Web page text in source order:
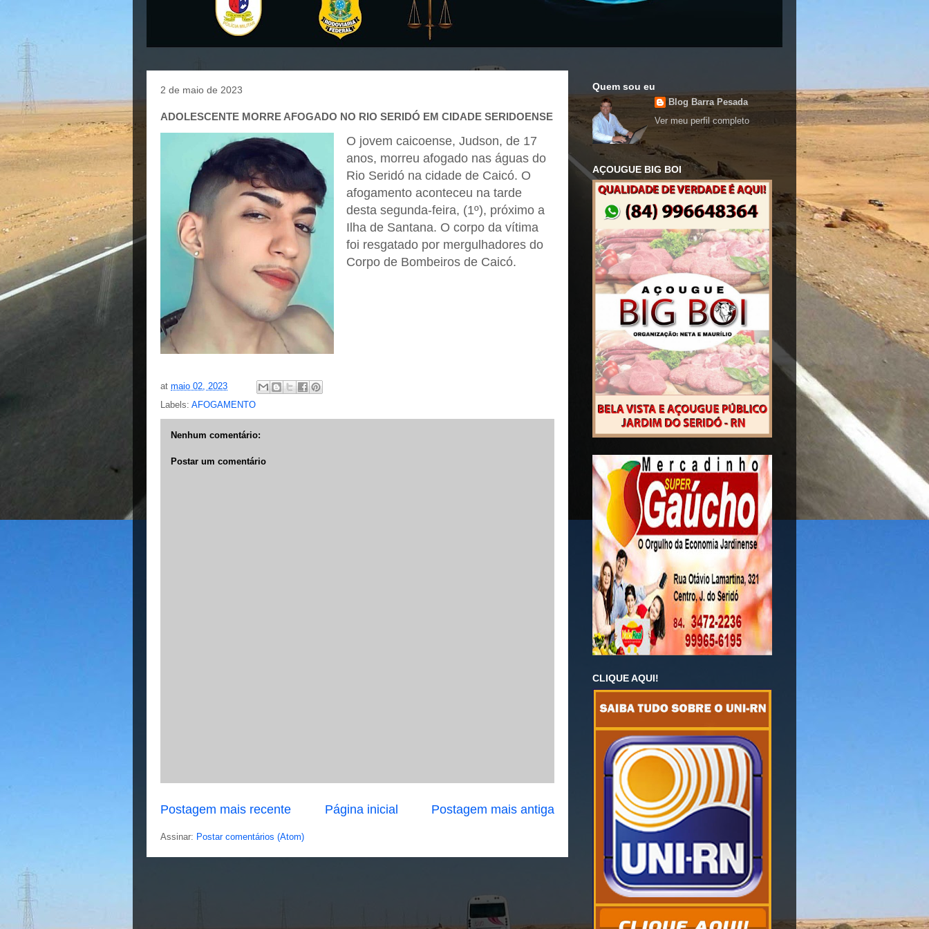
2 de maio de 2023
ADOLESCENTE MORRE AFOGADO NO RIO SERIDÓ EM CIDADE SERIDOENSE
O jovem caicoense, Judson, de 17
anos, morreu afogado nas águas do
Rio Seridó na cidade de Caicó. O
afogamento aconteceu na tarde
desta segunda-feira, (1º), próximo a
Ilha de Santana. O corpo da vítima
foi resgatado por mergulhadores do
Corpo de Bombeiros de Caicó.
at maio 02, 2023
Labels: AFOGAMENTO
Nenhum comentário:
Postar um comentário
Postagem mais recente Postagem mais antiga
Página inicial
Assinar: Postar comentários (Atom)
Quem sou eu
Blog Barra Pesada
Ver meu perfil completo
AÇOUGUE BIG BOI
CLIQUE AQUI!